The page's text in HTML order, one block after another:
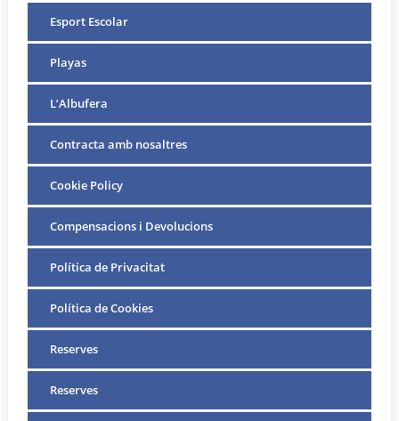
Esport Escolar
Playas
L’Albufera
Contracta amb nosaltres
Cookie Policy
Compensacions i Devolucions
Política de Privacitat
Política de Cookies
Reserves
Reserves